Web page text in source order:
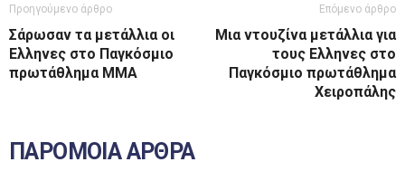
Προηγούμενο άρθρο
Σάρωσαν τα μετάλλια οι
Ελληνες στο Παγκόσμιο
πρωτάθλημα ΜΜΑ
Επόμενο άρθρο
Μια ντουζίνα μετάλλια για
τους Ελληνες στο
Παγκόσμιο πρωτάθλημα
Χειροπάλης
ΠΑΡΟΜΟΙΑ ΑΡΘΡΑ